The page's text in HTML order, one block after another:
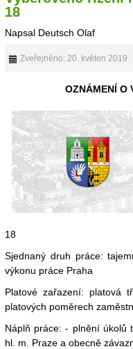
18
Napsal Deutsch Olaf
Zveřejněno: 20. květen 2019
OZNÁMENÍ O
18
Sjednaný druh práce:
výkonu práce Praha
Platové zařazení: platová
platových poměrech
Náplň práce: - plnění úkolů
hl. m. Praze a obecně